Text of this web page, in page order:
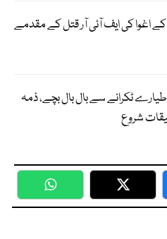
کے اغوا کی ایف آئی آر قتل کے مقدمے
سڈنی ایئرپورٹ پر 2 طیارے ٹکرانے سے بال بال بچے، ذمہ
شروع
WhatsApp Twitter